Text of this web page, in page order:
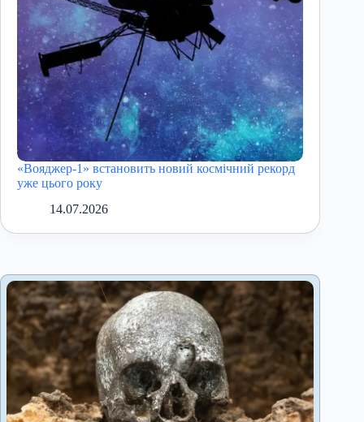
«Вояджер-1» встановить новий космічний рекорд
уже цього року
14.07.2026